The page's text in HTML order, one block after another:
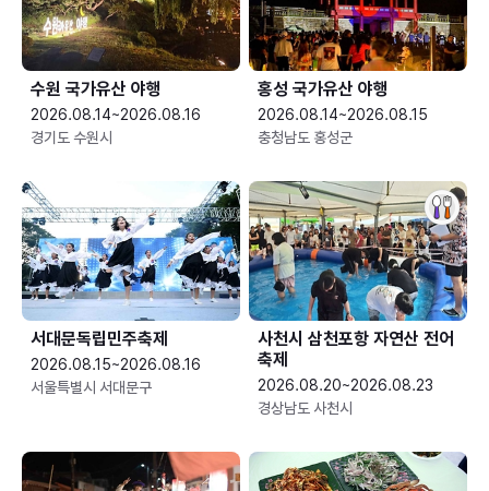
수원 국가유산 야행
2026.08.14~2026.08.16
경기도 수원시
홍성 국가유산 야행
2026.08.14~2026.08.15
충청남도 홍성군
서대문독립민주축제
2026.08.15~2026.08.16
서울특별시 서대문구
사천시 삼천포항 자연산 전어
축제
2026.08.20~2026.08.23
경상남도 사천시